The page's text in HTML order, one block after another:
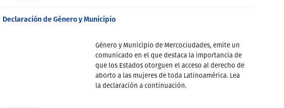
Declaración de Género y Municipio
Género y Municipio de Mercociudades, emite un
comunicado en el que destaca la importancia de
que los Estados otorguen el acceso al derecho de
aborto a las mujeres de toda Latinoamérica. Lea
la declaración a continuación.